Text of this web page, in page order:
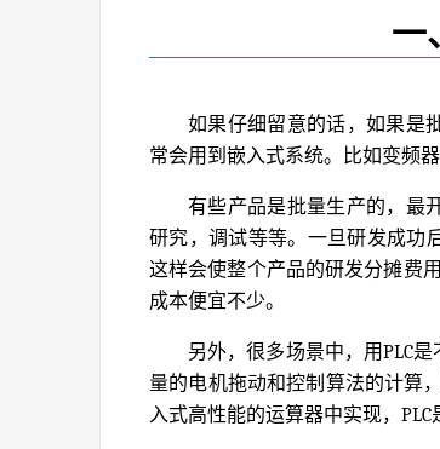
一
如果仔细留意的话，如果是
常会用到嵌入式系统。比如变频
有些产品是批量生产的，最
研究，调试等等。一旦研发成功
这样会使整个产品的研发分摊费
成本便宜不少。
另外，很多场景中，用PLC
量的电机拖动和控制算法的计算
入式高性能的运算器中实现，PLC